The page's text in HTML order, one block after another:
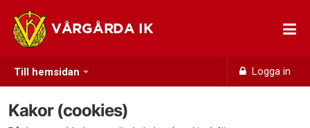
Till hemsidan Logga in
VÅRGÅRDA IK
Kakor (cookies)